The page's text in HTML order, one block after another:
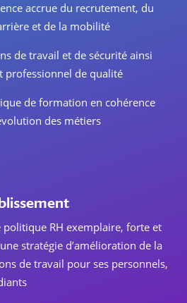
accrue du recrutement, du
et de la mobilité
de travail et de sécurité ainsi
professionnel de qualité
de formation en cohérence
des métiers
RH exemplaire, forte et
stratégie d’amélioration de la
de travail pour ses personnels,